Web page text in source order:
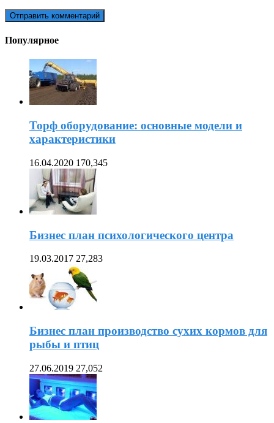
Популярное
Торф оборудование: основные модели и
характеристики
16.04.2020 170,345
Бизнес план психологического центра
19.03.2017 27,283
Бизнес план производство сухих кормов для
рыбы и птиц
27.06.2019 27,052